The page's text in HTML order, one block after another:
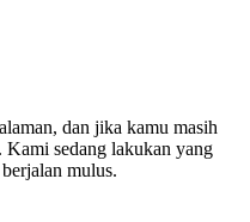
dan jika kamu masih
sedang lakukan yang
mulus.